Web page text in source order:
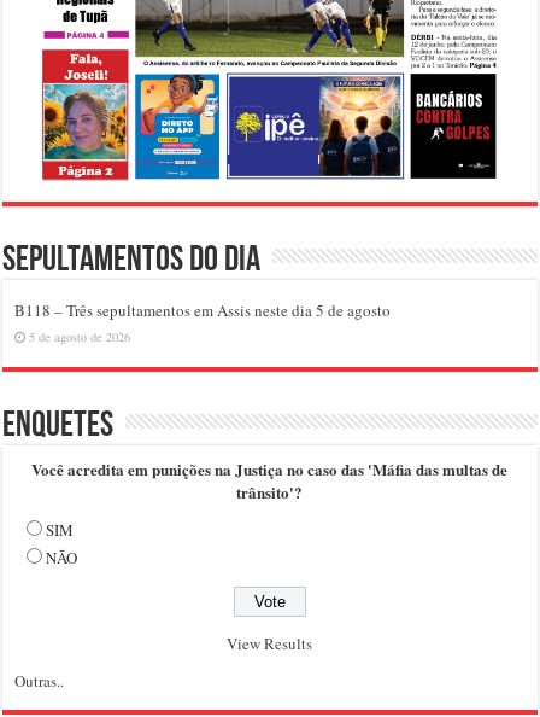
Sepultamentos do dia
B118 – Três sepultamentos em Assis neste dia 5 de agosto
5 de agosto de 2026
Enquetes
Você acredita em punições na Justiça no caso das 'Máfia das multas de
trânsito'?
SIM
NÃO
View Results
Outras..